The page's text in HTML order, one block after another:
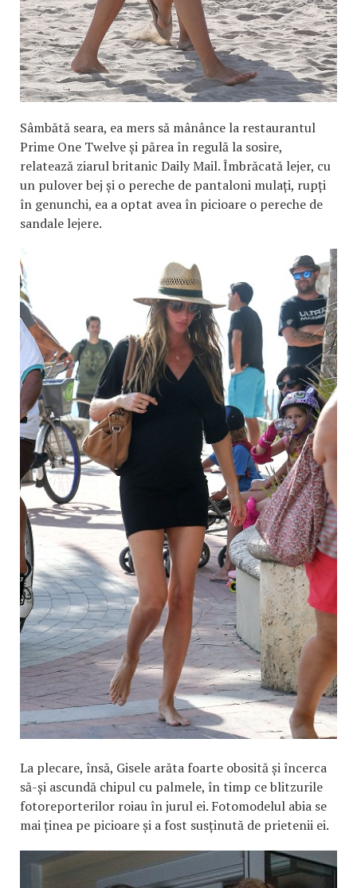
Sâmbătă seara, ea mers să mânânce la restaurantul
Prime One Twelve și părea în regulă la sosire,
relatează ziarul britanic Daily Mail. Îmbrăcată lejer, cu
un pulover bej și o pereche de pantaloni mulați, rupți
în genunchi, ea a optat avea în picioare o pereche de
sandale lejere.
La plecare, însă, Gisele arăta foarte obosită și încerca
să-și ascundă chipul cu palmele, în timp ce blitzurile
fotoreporterilor roiau în jurul ei. Fotomodelul abia se
mai ținea pe picioare și a fost susținută de prietenii ei.